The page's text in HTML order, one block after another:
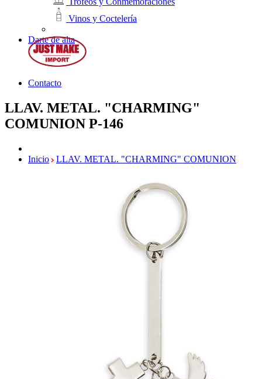
Vinos y Coctelería
Darte de alta
Contacto
LLAV. METAL. "CHARMING"
COMUNION P-146
Inicio LLAV. METAL. "CHARMING" COMUNION